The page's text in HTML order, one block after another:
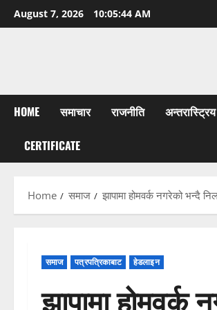
Skip
to
August 7, 2026 10:05:45 AM
HOME समाचार राजनीति अन्तरास्ट्रिय
CERTIFICATE
Home समाज झापामा होमवर्क नगरेको भन्दै
समाज पत्रपत्रिकाबाट हेडलाइन
झापामा